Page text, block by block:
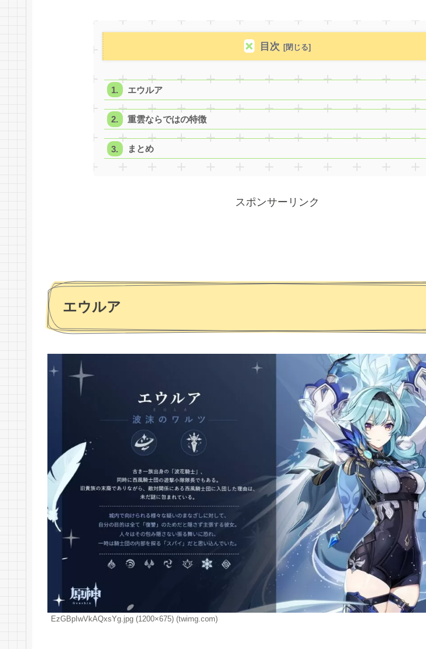
目次
エウルア
重雲ならではの特徴
まとめ
スポンサーリンク
エウルア
EzGBpIwVkAQxsYg.jpg (1200×675) (twimg.com)